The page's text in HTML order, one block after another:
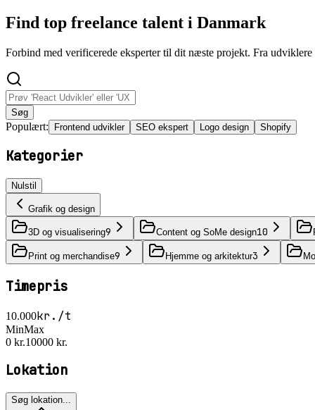
Find top freelance talent i Danmark
Forbind med verificerede eksperter til dit næste projekt. Fra
Søg
Populært: Frontend udvikler SEO ekspert Logo design Shopify
Kategorier
Nulstil
Grafik og design
3D og visualisering9 Content og SoMe design10
Print og merchandise9 Hjemme og arkitektur3
Timepris
10.000kr./t
MinMax
0 kr.10000 kr.
Lokation
Søg lokation...